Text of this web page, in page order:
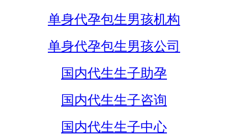
单身代孕包生男孩机构
单身代孕包生男孩公司
国内代生生子助孕
国内代生生子咨询
国内代生生子中心